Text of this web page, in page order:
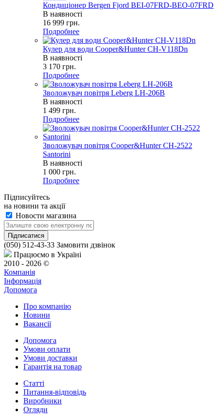
Кондиціонер Bergen Fjord BEI-07FRD-BEO-07FRD
В наявності
16 999 грн.
Подробнее
Кулер для води Cooper&Hunter CH-V118Dn
В наявності
3 170 грн.
Подробнее
Зволожувач повітря Leberg LH-206B
В наявності
1 499 грн.
Подробнее
Зволожувач повітря Cooper&Hunter CH-2522
Santorini
В наявності
1 000 грн.
Подробнее
Підписуйтесь
на новини та акції
Новости магазина
(050) 512-43-33 Замовити дзвінок
Працюємо в Україні
2010 - 2026 ©
Компанія
Інформація
Допомога
Про компанію
Новини
Вакансії
Допомога
Умови оплати
Умови доставки
Гарантія на товар
Статті
Питання-відповідь
Виробники
Огляди